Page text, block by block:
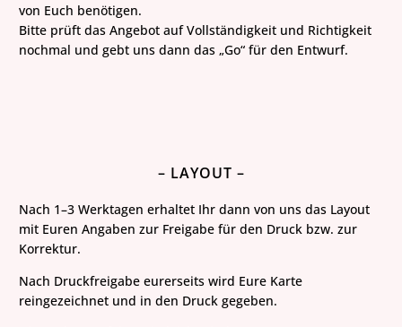
von Euch benötigen.
Bitte prüft das Angebot auf Vollständigkeit und Richtigkeit
nochmal und gebt uns dann das „Go“ für den Entwurf.
– LAYOUT –
Nach 1–3 Werktagen erhaltet Ihr dann von uns das Layout
mit Euren Angaben zur Freigabe für den Druck bzw. zur
Korrektur.
Nach Druckfreigabe eurerseits wird Eure Karte
reingezeichnet und in den Druck gegeben.